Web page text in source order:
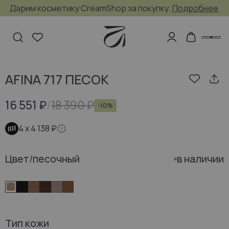
Дарим косметику CreamShop за покупку. Подробнее
AFINA 717 ПЕСОК
16 551 ₽/18 390 ₽ -10%
4 х4 138 ₽
Цвет/песочный в наличии
Тип кожи